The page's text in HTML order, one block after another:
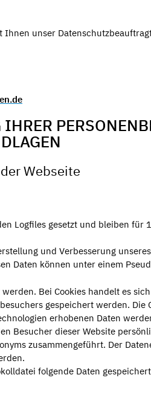
Ihnen unser
Webseite
Logfiles gesetzt und bleiben für
und Verbesserung
Daten können unter einem
werden. Bei Cookies handelt es
gespeichert werden.
erhobenen Daten
Besucher dieser Website
zusammengeführt. Der
folgende Daten